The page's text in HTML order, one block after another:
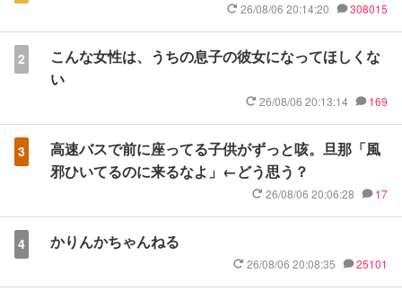
26/08/06 20:14:20 308015
2
こんな女性は、うちの息子の彼女になってほしくな
い
26/08/06 20:13:14 169
3
高速バスで前に座ってる子供がずっと咳。旦那「風
邪ひいてるのに来るなよ」←どう思う？
26/08/06 20:06:28 17
4 かりんかちゃんねる
26/08/06 20:08:35 25101